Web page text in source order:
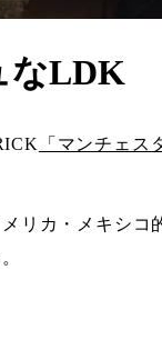
なLDK
「マンチェス
リカ・メキシコ